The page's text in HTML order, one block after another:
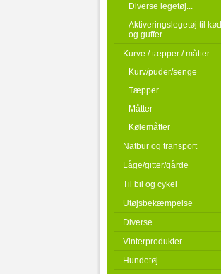
Diverse legetøj...
Aktiveringslegetøj til kød
og guffer
Kurve / tæpper / måtter
Kurv/puder/senge
Tæpper
Måtter
Kølemåtter
Natbur og transport
Låge/gitter/gårde
Til bil og cykel
Utøjsbekæmpelse
Diverse
Vinterprodukter
Hundetøj